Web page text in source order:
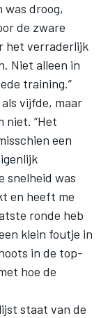
was droog,
de zware
het verraderlijk
Niet alleen in
training.”
vijfde, maar
niet. “Het
een
snelheid was
en heeft me
ronde heb
klein foutje in
in de top-
hoe de
staat van de